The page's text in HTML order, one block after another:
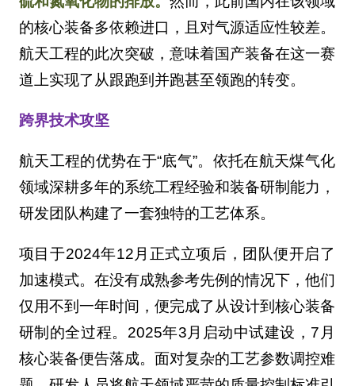
的核心装备多依赖进口，且对气源适应性较差。
航天工程的此次突破，意味着国产装备在这一赛
道上实现了从跟跑到并跑甚至领跑的转变。
跨界技术攻坚
航天工程的优势在于“底气”。依托在航天煤气化
领域深耕多年的系统工程经验和装备研制能力，
研发团队构建了一套独特的工艺体系。
项目于2024年12月正式立项后，团队便开启了
加速模式。在没有成熟参考先例的情况下，他们
仅用不到一年时间，便完成了从设计到核心装备
研制的全过程。2025年3月启动中试建设，7月
核心装备便告落成。面对复杂的工艺参数调控难